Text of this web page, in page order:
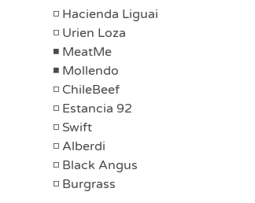
Hacienda Liguai
Urien Loza
MeatMe
Mollendo
ChileBeef
Estancia 92
Swift
Alberdi
Black Angus
Burgrass